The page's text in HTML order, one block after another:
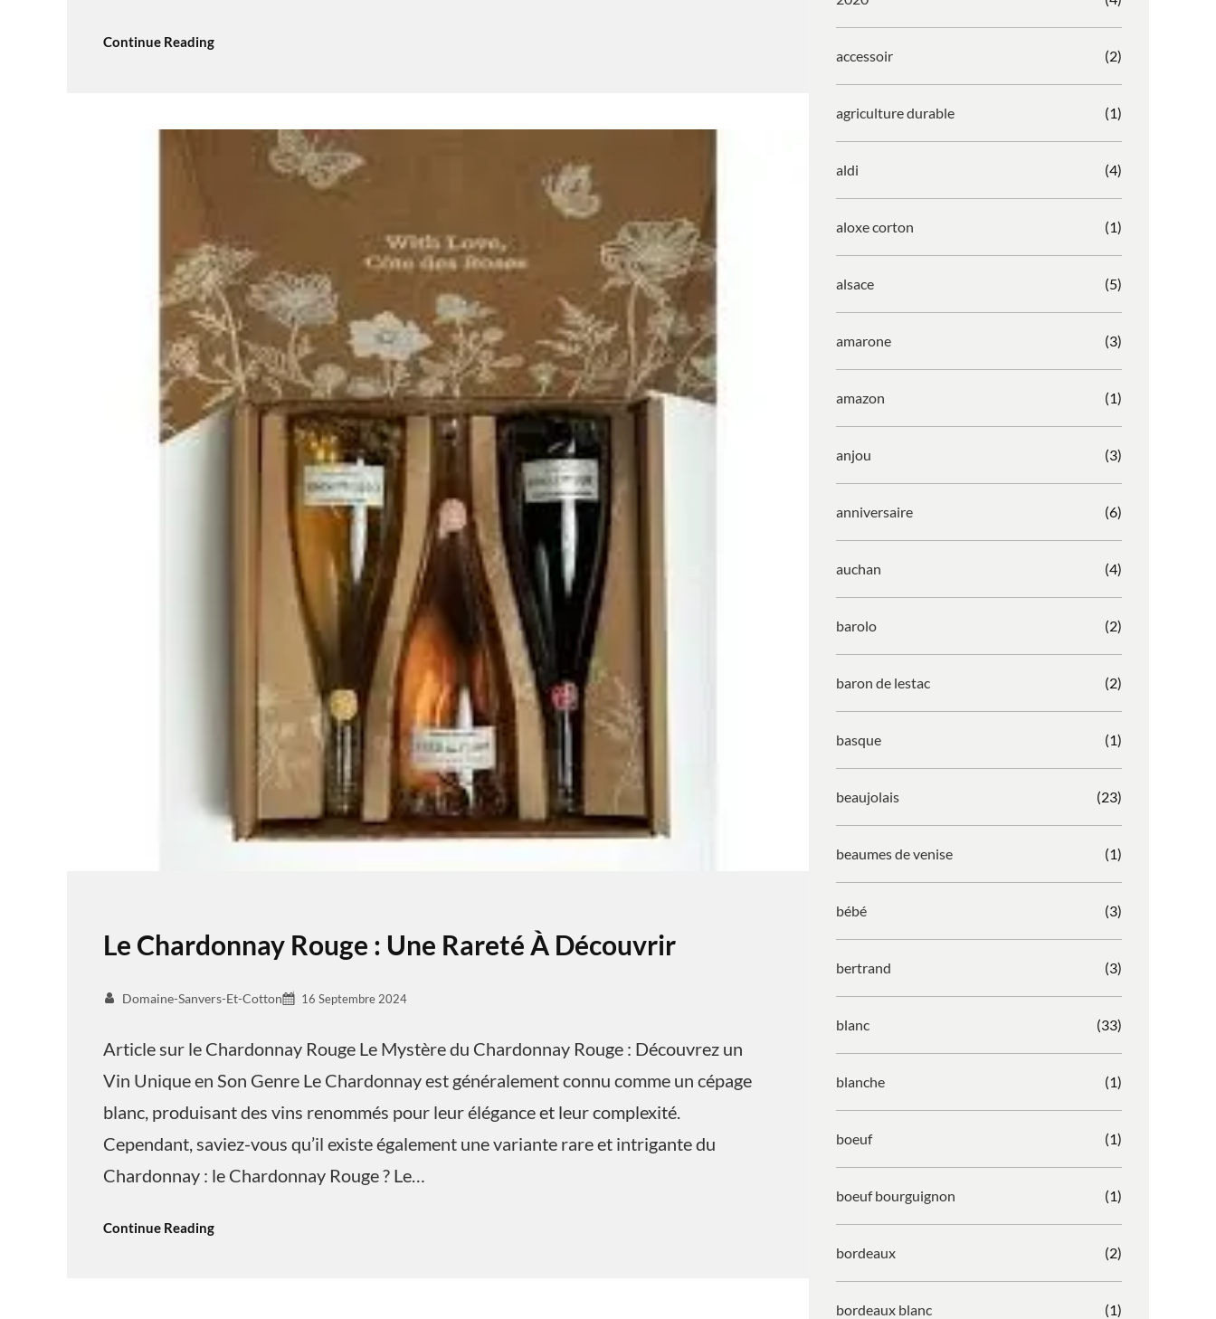
Continue Reading
Le Chardonnay Rouge : Une Rareté À Découvrir
Domaine-Sanvers-Et-Cotton 16 Septembre 2024
Article sur le Chardonnay Rouge Le Mystère du Chardonnay Rouge : Découvrez un
Vin Unique en Son Genre Le Chardonnay est généralement connu comme un cépage
blanc, produisant des vins renommés pour leur élégance et leur complexité.
Cependant, saviez-vous qu’il existe également une variante rare et intrigante du
Chardonnay : le Chardonnay Rouge ? Le…
Continue Reading
accessoir (2)
agriculture durable (1)
aldi (4)
aloxe corton (1)
alsace (5)
amarone (3)
amazon (1)
anjou (3)
anniversaire (6)
auchan (4)
barolo (2)
baron de lestac (2)
basque (1)
beaujolais (23)
beaumes de venise (1)
bébé (3)
bertrand (3)
blanc (33)
blanche (1)
boeuf (1)
boeuf bourguignon (1)
bordeaux (2)
bordeaux blanc (1)